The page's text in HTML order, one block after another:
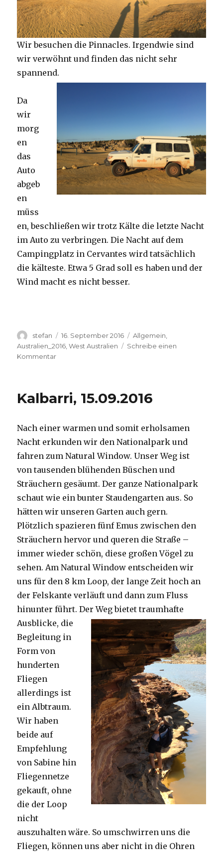
Wir besuchen die Pinnacles. Irgendwie sind
wir verwöhnt und finden das nicht sehr
spannend.
Da
wir
morg
en
das
Auto
abgeb
en
müss
en, beschließen wir trotz Kälte die letzte Nacht
im Auto zu verbringen. Die Nacht auf dem
Campingplatz in Cervantes wird tatsächlich
die kälteste. Etwa 5 Grad soll es haben und der
Wind macht es nicht besser.
Autor
stefan
Veröffentlicht
am
16. September 2016 Kategorien
Allgemein
Australien_2016 ,West Australien
Schreibe einen
Kommentarzu
Kalbarri, 15.09.2016
Nach einer warmen und somit erholsamen
Nacht erkunden wir den Nationalpark und
fahren zum Natural Window. Unser Weg ist
von tausenden blühenden Büschen und
Sträuchern gesäumt. Der ganze Nationalpark
schaut wie ein bunter Staudengarten aus. So
hätten wir unseren Garten auch gern.
Plötzlich spazieren fünf Emus zwischen den
Sträuchern hervor und queren die Straße –
immer wieder schön, diese großen Vögel zu
sehen. Am Natural Window entscheiden wir
uns für den 8 km Loop, der lange Zeit hoch an
der Felskante verläuft und dann zum Fluss
hinunter führt. Der Weg bietet traumhafte
Ausblicke, die
Begleitung in
Form von
hunderten
Fliegen
allerdings ist
ein Albtraum.
Wir haben
beide auf
Empfehlung
von Sabine hin
Fliegennetze
gekauft, ohne
die der Loop
nicht
auszuhalten wäre. So umschwirren uns die
Fliegen, können uns aber nicht in die Ohren